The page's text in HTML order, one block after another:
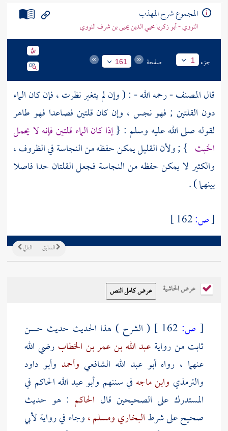
المجموع شرح المهذب
النووي - أبو زكريا محيي الدين يحيى بن شرف النووي
جزء 1 صفحة 161
قالالمصنف- رحمه الله - : ( وإن لم يتغير نظرت ، فإن كان الماء
دون القلتين ; فهو نجس ، وإن كان قلتين فصاعدا فهو طاهر
لقوله صلى الله عليه وسلم : {إذا كان الماء قلتين فإنه لا يحمل
الخبث } ; ولأن القليل يمكن حفظه من النجاسة في الظروف ،
والكثير لا يمكن حفظه من النجاسة فجعل القلتان حدا فاصلا
بينهما ) .
[ص:
التالي السابق
عرض الحاشية
[ ص:
( الشرح ) هذا الحديث حديث حسن
ثابت من رواية عبد الله بن عمر بن الخطاب رضي الله
عنهما ، رواهأبو عبد الله الشافعي وأحمد وأبو داود
والترمذي وابن ماجه في سننهم وأبو عبد الله الحاكم في
المستدرك على الصحيحين قال الحاكم : هو حديث
صحيح على شرطالبخاريومسلم ،وجاء في روايةلأبي